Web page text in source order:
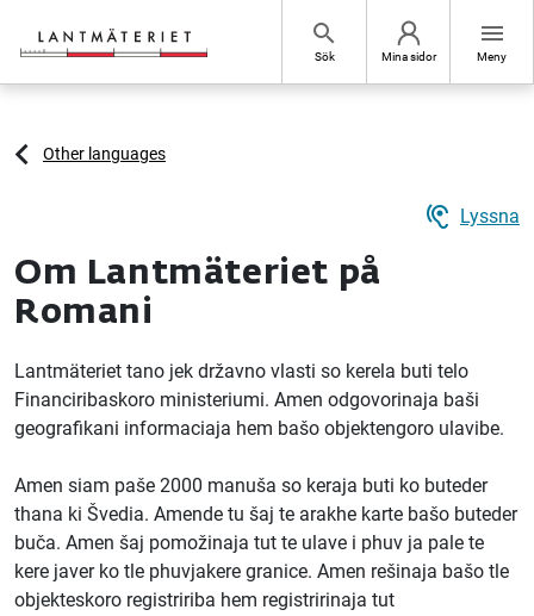
search
Sök Mina sidor
menu
Meny
Other languages
hearing Lyssna
Om Lantmäteriet på
Romani
Lantmäteriet tano jek državno vlasti so kerela buti telo
Financiribaskoro ministeriumi. Amen odgovorinaja baši
geografikani informaciaja hem bašo objektengoro ulavibe.
Amen siam paše 2000 manuša so keraja buti ko buteder
thana ki Švedia. Amende tu šaj te arakhe karte bašo buteder
buča. Amen šaj pomožinaja tut te ulave i phuv ja pale te
kere javer ko tle phuvjakere granice. Amen rešinaja bašo tle
objekteskoro registririba hem registririnaja tut